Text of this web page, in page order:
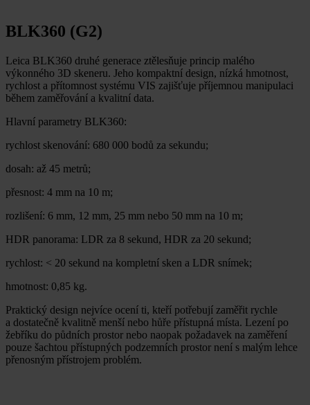
BLK360 (G2)
Leica BLK360 druhé generace ztělesňuje princip malého
výkonného 3D skeneru. Jeho kompaktní design, nízká hmotnost,
rychlost a přítomnost systému VIS zajišťuje příjemnou manipulaci
během zaměřování a kvalitní data.
Hlavní parametry BLK360:
rychlost skenování: 680 000 bodů za sekundu;
dosah: až 45 metrů;
přesnost: 4 mm na 10 m;
rozlišení: 6 mm, 12 mm, 25 mm nebo 50 mm na 10 m;
HDR panorama: LDR za 8 sekund, HDR za 20 sekund;
rychlost: < 20 sekund na kompletní sken a LDR snímek;
hmotnost: 0,85 kg.
Praktický design nejvíce ocení ti, kteří potřebují zaměřit rychle
a dostatečně kvalitně menší nebo hůře přístupná místa. Lezení po
žebříku do půdních prostor nebo naopak požadavek na zaměření
pouze šachtou přístupných podzemních prostor není s malým lehce
přenosným přístrojem problém.